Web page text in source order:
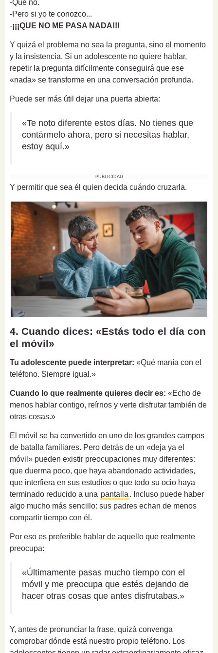
-Que no.
-Pero si yo te conozco...
-¡¡¡QUE NO ME PASA NADA!!!
Y quizá el problema no sea la pregunta, sino el momento
y la insistencia. Si un adolescente no quiere hablar,
repetir la pregunta difícilmente conseguirá que ese
«nada» se transforme en una conversación profunda.
Puede ser más útil dejar una puerta abierta:
«Te noto diferente estos días. No tienes que
contármelo ahora, pero si necesitas hablar,
estoy aquí.»
PUBLICIDAD
Y permitir que sea él quien decida cuándo cruzarla.
4. Cuando dices: «Estás todo el día con
el móvil»
Tu adolescente puede interpretar: «Qué manía con el
teléfono. Siempre igual.»
Cuando lo que realmente quieres decir es: «Echo de
menos hablar contigo, reírnos y verte disfrutar también de
otras cosas.»
El móvil se ha convertido en uno de los grandes campos
de batalla familiares. Pero detrás de un «deja ya el
móvil» pueden existir preocupaciones muy diferentes:
que duerma poco, que haya abandonado actividades,
que interfiera en sus estudios o que todo su ocio haya
terminado reducido a una pantalla . Incluso puede haber
algo mucho más sencillo: sus padres echan de menos
compartir tiempo con él.
Por eso es preferible hablar de aquello que realmente
preocupa:
«Últimamente pasas mucho tiempo con el
móvil y me preocupa que estés dejando de
hacer otras cosas que antes disfrutabas.»
Y, antes de pronunciar la frase, quizá convenga
comprobar dónde está nuestro propio teléfono. Los